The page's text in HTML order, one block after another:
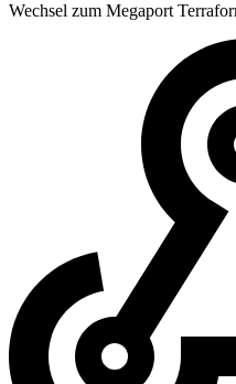
Wechsel zum Megaport